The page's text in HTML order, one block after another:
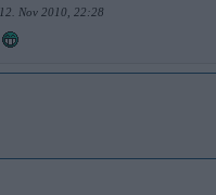
12. Nov 2010, 22:28